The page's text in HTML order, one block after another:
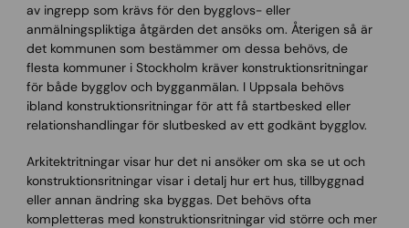
av ingrepp som krävs för den bygglovs- eller
anmälningspliktiga åtgärden det ansöks om. Återigen så är
det kommunen som bestämmer om dessa behövs, de
flesta kommuner i Stockholm kräver konstruktionsritningar
för både bygglov och bygganmälan. I Uppsala behövs
ibland konstruktionsritningar för att få startbesked eller
relationshandlingar för slutbesked av ett godkänt bygglov.
Arkitektritningar visar hur det ni ansöker om ska se ut och
konstruktionsritningar visar i detalj hur ert hus, tillbyggnad
eller annan ändring ska byggas. Det behövs ofta
kompletteras med konstruktionsritningar vid större och mer